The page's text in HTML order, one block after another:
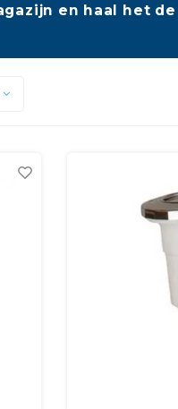
en haal het